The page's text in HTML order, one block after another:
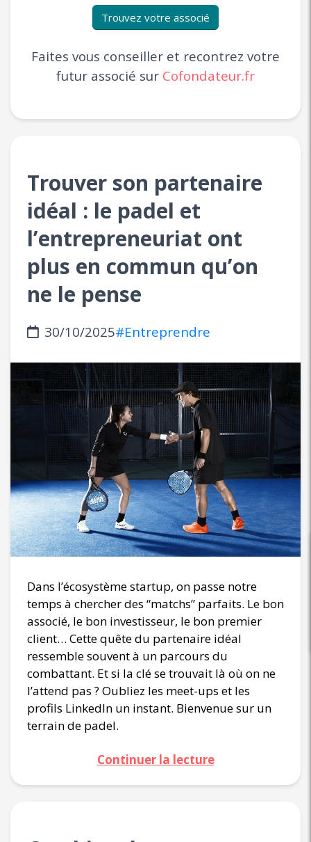
Trouvez votre associé
Faites vous conseiller et recontrez votre
futur associé sur Cofondateur.fr
Trouver son partenaire
idéal : le padel et
l’entrepreneuriat ont
plus en commun qu’on
ne le pense
30/10/2025#Entreprendre
Dans l’écosystème startup, on passe notre
temps à chercher des “matchs” parfaits. Le bon
associé, le bon investisseur, le bon premier
client… Cette quête du partenaire idéal
ressemble souvent à un parcours du
combattant. Et si la clé se trouvait là où on ne
l’attend pas ? Oubliez les meet-ups et les
profils LinkedIn un instant. Bienvenue sur un
terrain de padel.
Continuer la lecture